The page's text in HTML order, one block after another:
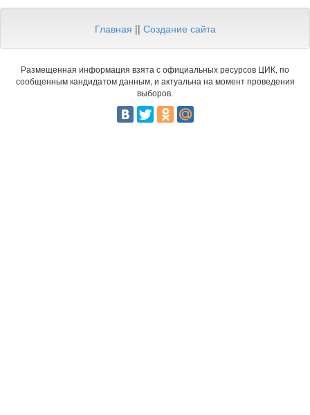
Главная || Создание сайта
Размещенная информация взята с официальных ресурсов ЦИК, по
сообщенным кандидатом данным, и актуальна на момент проведения
выборов.